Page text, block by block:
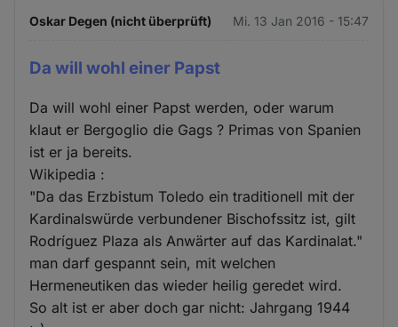
Oskar Degen (nicht überprüft) Mi. 13 Jan 2016 - 15:47
Da will wohl einer Papst
Da will wohl einer Papst werden, oder warum
klaut er Bergoglio die Gags ? Primas von Spanien
ist er ja bereits.
Wikipedia :
"Da das Erzbistum Toledo ein traditionell mit der
Kardinalswürde verbundener Bischofssitz ist, gilt
Rodríguez Plaza als Anwärter auf das Kardinalat."
man darf gespannt sein, mit welchen
Hermeneutiken das wieder heilig geredet wird.
So alt ist er aber doch gar nicht: Jahrgang 1944